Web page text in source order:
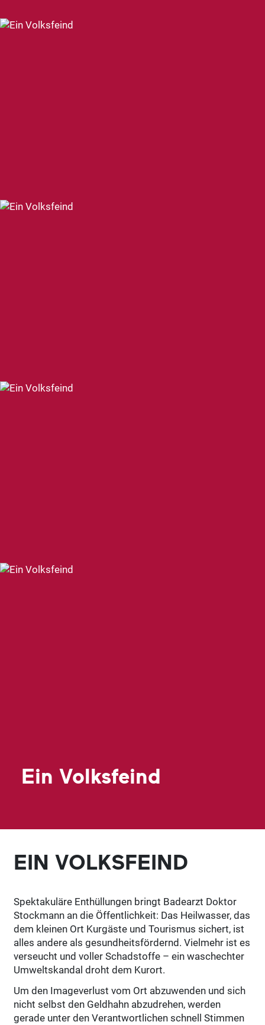
Ein Volksfeind
EIN VOLKSFEIND
Spektakuläre Enthüllungen bringt Badearzt Doktor
Stockmann an die Öffentlichkeit: Das Heilwasser, das
dem kleinen Ort Kurgäste und Tourismus sichert, ist
alles andere als gesundheitsfördernd. Vielmehr ist es
verseucht und voller Schadstoffe – ein waschechter
Umweltskandal droht dem Kurort.
Um den Imageverlust vom Ort abzuwenden und sich
nicht selbst den Geldhahn abzudrehen, werden
gerade unter den Verantwortlichen schnell Stimmen